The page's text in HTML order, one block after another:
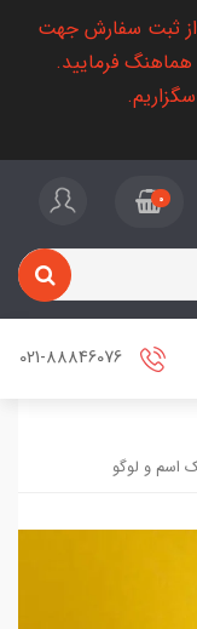
از ثبت سفارش جهت
فرمایید.
0